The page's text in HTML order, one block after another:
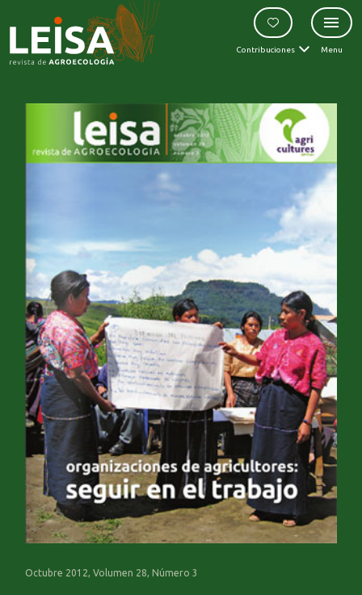
Contribuciones Menu
Octubre 2012, Volumen 28, Número 3